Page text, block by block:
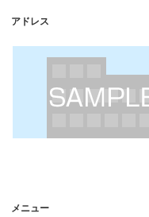
アドレス
メニュー